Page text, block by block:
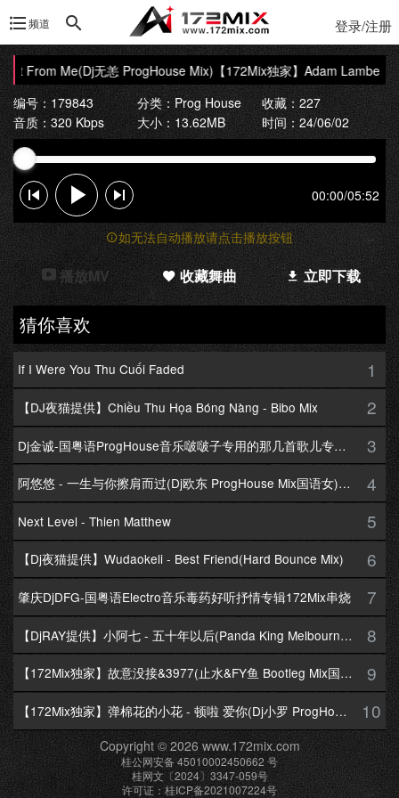
频道 登录/注册
From Me(Dj无恙 ProgHouse Mix)【172Mix独家】Adam Lambert -
编号：179843
分类：Prog House
收藏：227
音质：320 Kbps
大小：13.62MB 时间：24/06/02
00:00/05:52
如无法自动播放请点击播放按钮
播放MV 收藏舞曲 立即下载
猜你喜欢
If I Were You Thu Cuối Faded 1
【DJ夜猫提供】Chiều Thu Họa Bóng Nàng - Bibo Mix 2
Dj金诚-国粤语ProgHouse音乐啵啵子专用的那几首歌儿专辑172Mix串烧 3
阿悠悠 - 一生与你擦肩而过(Dj欧东 ProgHouse Mix国语女)Dj小耀修改 4
Next Level - Thien Matthew 5
【Dj夜猫提供】Wudaokeli - Best Friend(Hard Bounce Mix) 6
肇庆DjDFG-国粤语Electro音乐毒药好听抒情专辑172Mix串烧 7
【DjRAY提供】小阿七 - 五十年以后(Panda King Melbourne Mix国语女) 8
【172Mix独家】故意没接&3977(止水&FY鱼 Bootleg Mix国语男) 9
【172Mix独家】弹棉花的小花 - 顿啦 爱你(Dj小罗 ProgHouse Mix国语女)v2 10
Copyright © 2026 www.172mix.com
桂公网安备 45010002450662 号
桂网文〔2024〕3347-059号
许可证：桂ICP备2021007224号